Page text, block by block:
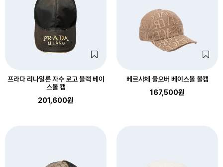
프라다 리나일론 자수 로고 블랙 베이
스볼 캡
201,600원
베르사체 울오버 베이스볼 볼캡
167,500원